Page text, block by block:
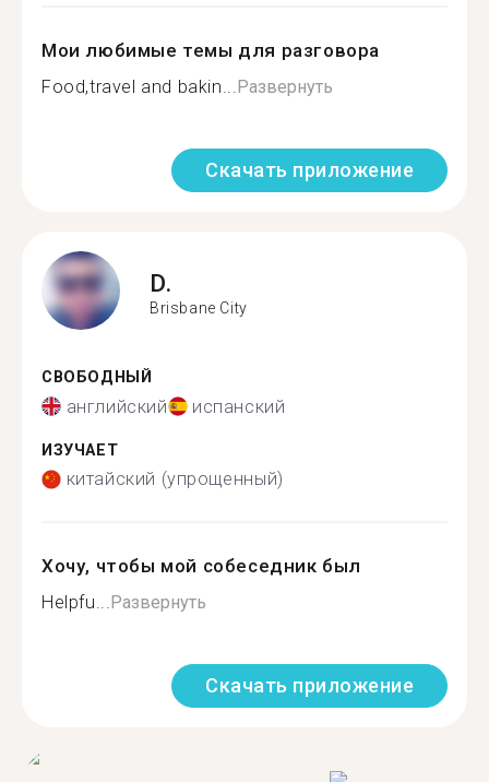
Мои любимые темы для разговора
Food,travel and bakin...Развернуть
Скачать приложение
D.
Brisbane City
СВОБОДНЫЙ
английский испанский
ИЗУЧАЕТ
китайский (упрощенный)
Хочу, чтобы мой собеседник был
Helpfu...Развернуть
Скачать приложение